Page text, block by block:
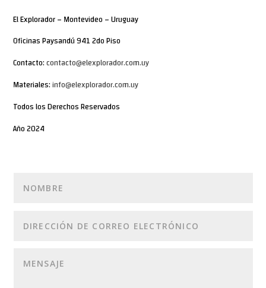
El Explorador – Montevideo – Uruguay
Oficinas Paysandú 941 2do Piso
Contacto:contacto@elexplorador.com.uy
Materiales:info@elexplorador.com.uy
Todos los Derechos Reservados
Año 2024